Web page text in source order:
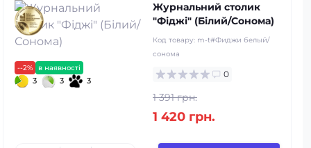
--2% в наявності
3 3 3
Журнальний столик
"Фіджі" (Білий/Сонома)
Код товару: m-t#Фиджи белый/
сонома
0
1 391 грн.
1 420 грн.